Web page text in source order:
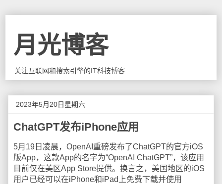
月光博客
关注互联网和搜索引擎的IT科技博客
2023年5月20日星期六
ChatGPT发布iPhone应用
5月19日凌晨，OpenAI重磅发布了ChatGPT的官方iOS
版App，这款App的名字为“OpenAI ChatGPT”，该应用
目前仅在美区App Store提供。换言之，美国地区的iOS
用户已经可以在iPhone和iPad上免费下载并使用